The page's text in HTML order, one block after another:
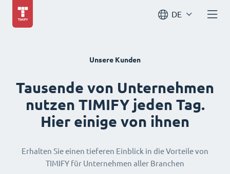
DE
Unsere Kunden
Tausende von Unternehmen
nutzen TIMIFY jeden Tag.
Hier einige von ihnen
Erhalten Sie einen tieferen Einblick in die Vorteile von
TIMIFY für Unternehmen aller Branchen